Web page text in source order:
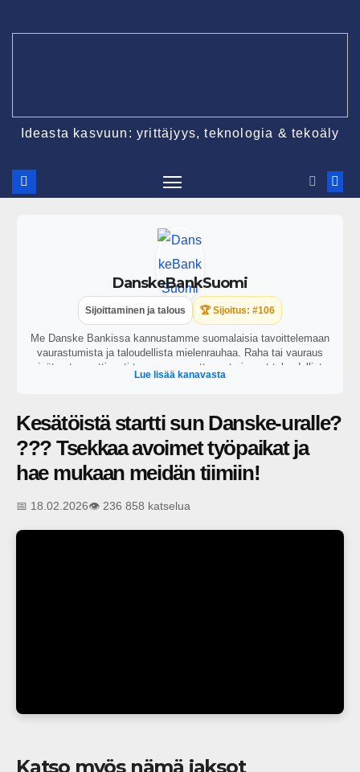
Ideasta kasvuun: yrittäjyys, teknologia & tekoäly
DanskeBankSuomi
Sijoittaminen ja talous 🏆 Sijoitus: #106
Me Danske Bankissa kannustamme suomalaisia tavoittelemaan
vaurastumista ja taloudellista mielenrauhaa. Raha tai vauraus
eivät automaattisesti tuo onnea, mutta ne tarjoavat taloudellista
itsenäisyyttä varsinkin epävarmoina aikoina. Tarjoamme
käsiinsä ja rakentaa taloudellista mielenrauhaa. Oivalla
mahdollisuutesi
Lue lisää kanavasta
Kesätöistä startti sun Danske-uralle?
??? Tsekkaa avoimet työpaikat ja
hae mukaan meidän tiimiin!
📅 18.02.2026👁️ 236 858 katselua
Katso myös nämä jaksot